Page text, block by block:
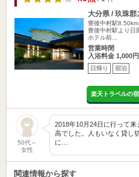
大分県 / 玖珠郡
豊後中村駅8.50km
豊後中村駅より日
ホテル前…
営業時間
入浴料金 1,000
日帰り 宿泊
楽天トラベルの
50代～
女性
2018年10月24日に行って
高でした。人もいなく貸し
に…
関連情報から探す